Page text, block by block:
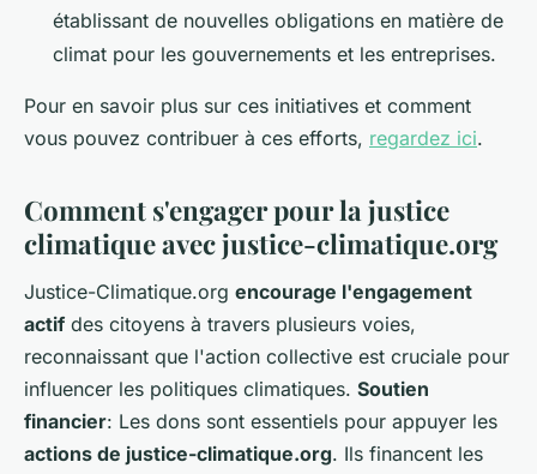
établissant de nouvelles obligations en matière de
climat pour les gouvernements et les entreprises.
Pour en savoir plus sur ces initiatives et comment
vous pouvez contribuer à ces efforts, regardez ici.
Comment s'engager pour la justice
climatique avec justice-climatique.org
Justice-Climatique.org encourage l'engagement
actif des citoyens à travers plusieurs voies,
reconnaissant que l'action collective est cruciale pour
influencer les politiques climatiques. Soutien
financier: Les dons sont essentiels pour appuyer les
actions de justice-climatique.org. Ils financent les